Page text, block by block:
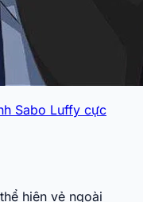
Sabo Luffy cực
hiện vẻ ngoài